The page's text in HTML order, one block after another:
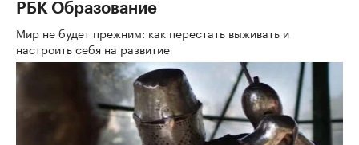
РБК Образование
Мир не будет прежним: как перестать выживать и
настроить себя на развитие